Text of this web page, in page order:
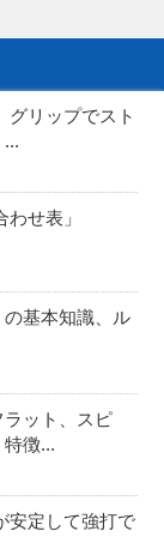
リップでスト
...
せ表」
基本知識、ル
ット、スピ
徴...
安定して強打で